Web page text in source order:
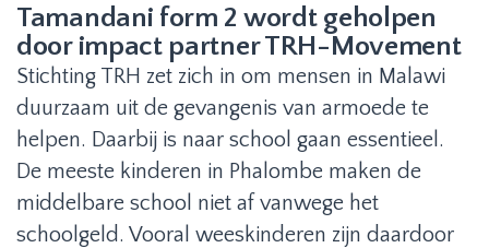
Tamandani form 2 wordt geholpen
door impact partner TRH-Movement
Stichting TRH zet zich in om mensen in Malawi
duurzaam uit de gevangenis van armoede te
helpen. Daarbij is naar school gaan essentieel.
De meeste kinderen in Phalombe maken de
middelbare school niet af vanwege het
schoolgeld. Vooral weeskinderen zijn daardoor